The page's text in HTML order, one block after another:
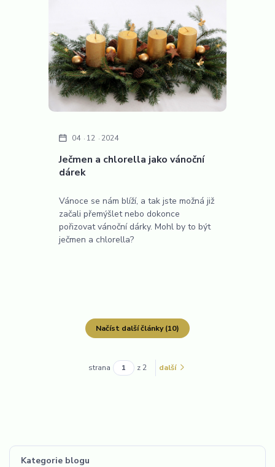
Kategorie blogu
Ječmen a chlorella jako vánoční
dárek
04 12 2024
Vánoce se nám blíží, a tak jste možná již
začali přemýšlet nebo dokonce
pořizovat vánoční dárky. Mohl by to být
ječmen a chlorella?
Načíst další články (10)
strana z 2 další